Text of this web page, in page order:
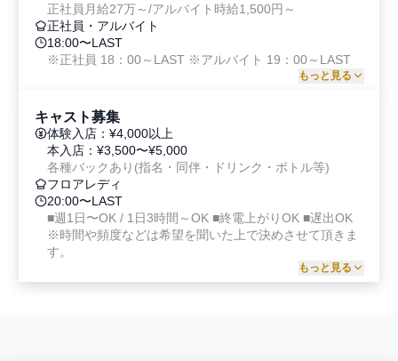
正社員月給27万～/アルバイト時給1,500円～
正社員・アルバイト
18:00〜LAST
※正社員 18：00～LAST ※アルバイト 19：00～LAST
もっと見る
募集情報
募集情報
職種
正社員・アルバイト
給与
体験入店：¥1,500以上
本入店：¥1,500以上
正社員月給27万～/アルバイト時給1,500円～
キャスト募集
体験入店：¥4,000以上
本入店：¥3,500〜¥5,000
各種バックあり(指名・同伴・ドリンク・ボトル等)
フロアレディ
20:00〜LAST
■週1日〜OK / 1日3時間～OK ■終電上がりOK ■遅出OK
※時間や頻度などは希望を聞いた上で決めさせて頂きま
す。
もっと見る